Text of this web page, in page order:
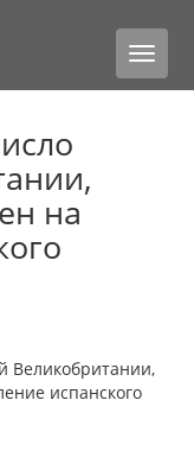
Toggle
на
Великобритании,
испанского